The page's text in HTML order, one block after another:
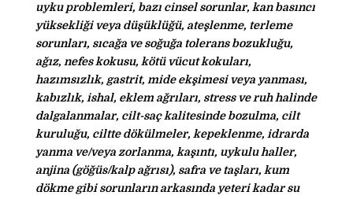
uyku problemleri, bazı cinsel sorunlar, kan basıncı
yüksekliği veya düşüklüğü, ateşlenme, terleme
sorunları, sıcağa ve soğuğa tolerans bozukluğu,
ağız, nefes kokusu, kötü vücut kokuları,
hazımsızlık, gastrit, mide ekşimesi veya yanması,
kabızlık, ishal, eklem ağrıları, stress ve ruh halinde
dalgalanmalar, cilt-saç kalitesinde bozulma, cilt
kuruluğu, ciltte dökülmeler, kepeklenme, idrarda
yanma ve/veya zorlanma, kaşıntı, uykulu haller,
anjina (göğüs/kalp ağrısı), safra ve taşları, kum
dökme gibi sorunların arkasında yeteri kadar su